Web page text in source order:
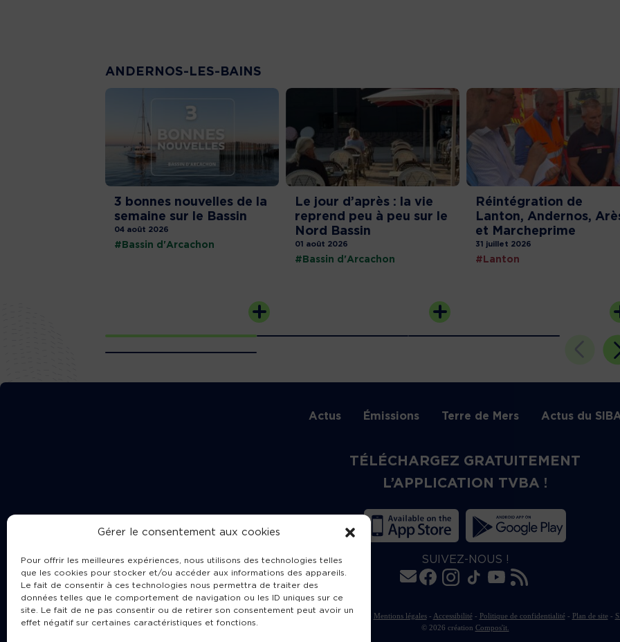
Gérer le consentement aux cookies
Pour offrir les meilleures expériences, nous utilisons des technologies telles
que les cookies pour stocker et/ou accéder aux informations des appareils.
Le fait de consentir à ces technologies nous permettra de traiter des
données telles que le comportement de navigation ou les ID uniques sur ce
site. Le fait de ne pas consentir ou de retirer son consentement peut avoir un
effet négatif sur certaines caractéristiques et fonctions.
ANDERNOS-LES-BAINS
3 bonnes nouvelles de la
semaine sur le Bassin
04 août 2026
#Bassin d'Arcachon
Le jour d’après : la vie
reprend peu à peu sur le
Nord Bassin
01 août 2026
#Bassin d'Arcachon
Réintégration de
Lanton, Andernos,
et Marcheprime
31 juillet 2026
#Lanton
Actus Émissions Terre de Mers Actus du
TÉLÉCHARGEZ GRATUITEMENT
L’APPLICATION TVBA !
SUIVEZ-NOUS !
Charte de publication Mentions légales- Accessibilité- Politique de confidentialité- Plan de site-
© 2026 création Compos'it.